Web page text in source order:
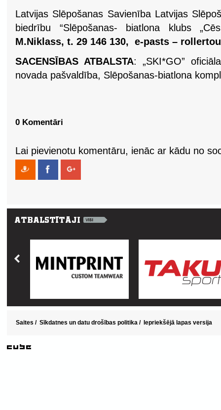
Latvijas Slēpošanas Savienība Latvijas
biedrību “Slēpošanas- biatlona klubs
M.Niklass, t. 29 146 130, e-pasts –
SACENSĪBAS ATBALSTA: „SKI*GO”
novada pašvaldība, Slēpošanas-biatlona
0 Komentāri
Lai pievienotu komentāru, ienāc ar kādu no
Saites / Sīkdatnes un datu drošības politika / Iepriekšējā lapas versija